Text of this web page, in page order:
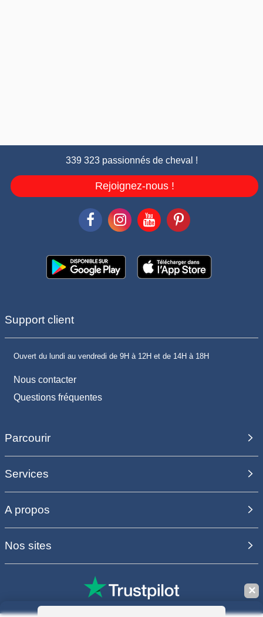
339 323 passionnés de cheval !
Rejoignez-nous !
Support client
Ouvert du lundi au vendredi de 9H à 12H et de 14H à 18H
Nous contacter
Questions fréquentes
Parcourir
Services
A propos
Nos sites
✕